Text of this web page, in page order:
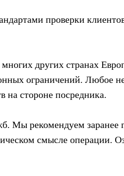
проверки
других странах
ограничений. Любое
на стороне посредника.
Мы рекомендуем заранее
смысле операции.